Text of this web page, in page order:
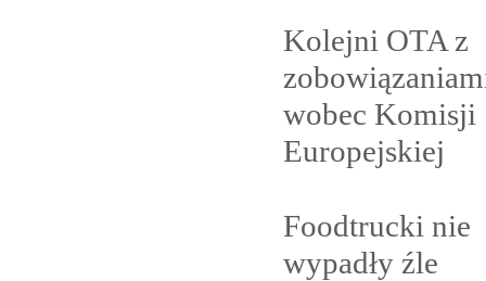
Kolejni OTA z
wobec Komisji
Europejskiej
Foodtrucki nie
wypadły źle